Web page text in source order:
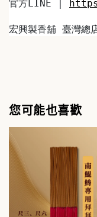
官方LINE |
宏興製香舖 臺灣總
您可能也喜歡